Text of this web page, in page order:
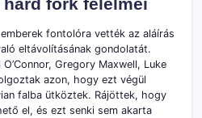
fork félelmei
fontolóra vették az aláírás
eltávolításának gondolatát.
Gregory Maxwell, Luke
azon, hogy ezt végül
falba ütköztek. Rájöttek, hogy
el, és ezt senki sem akarta